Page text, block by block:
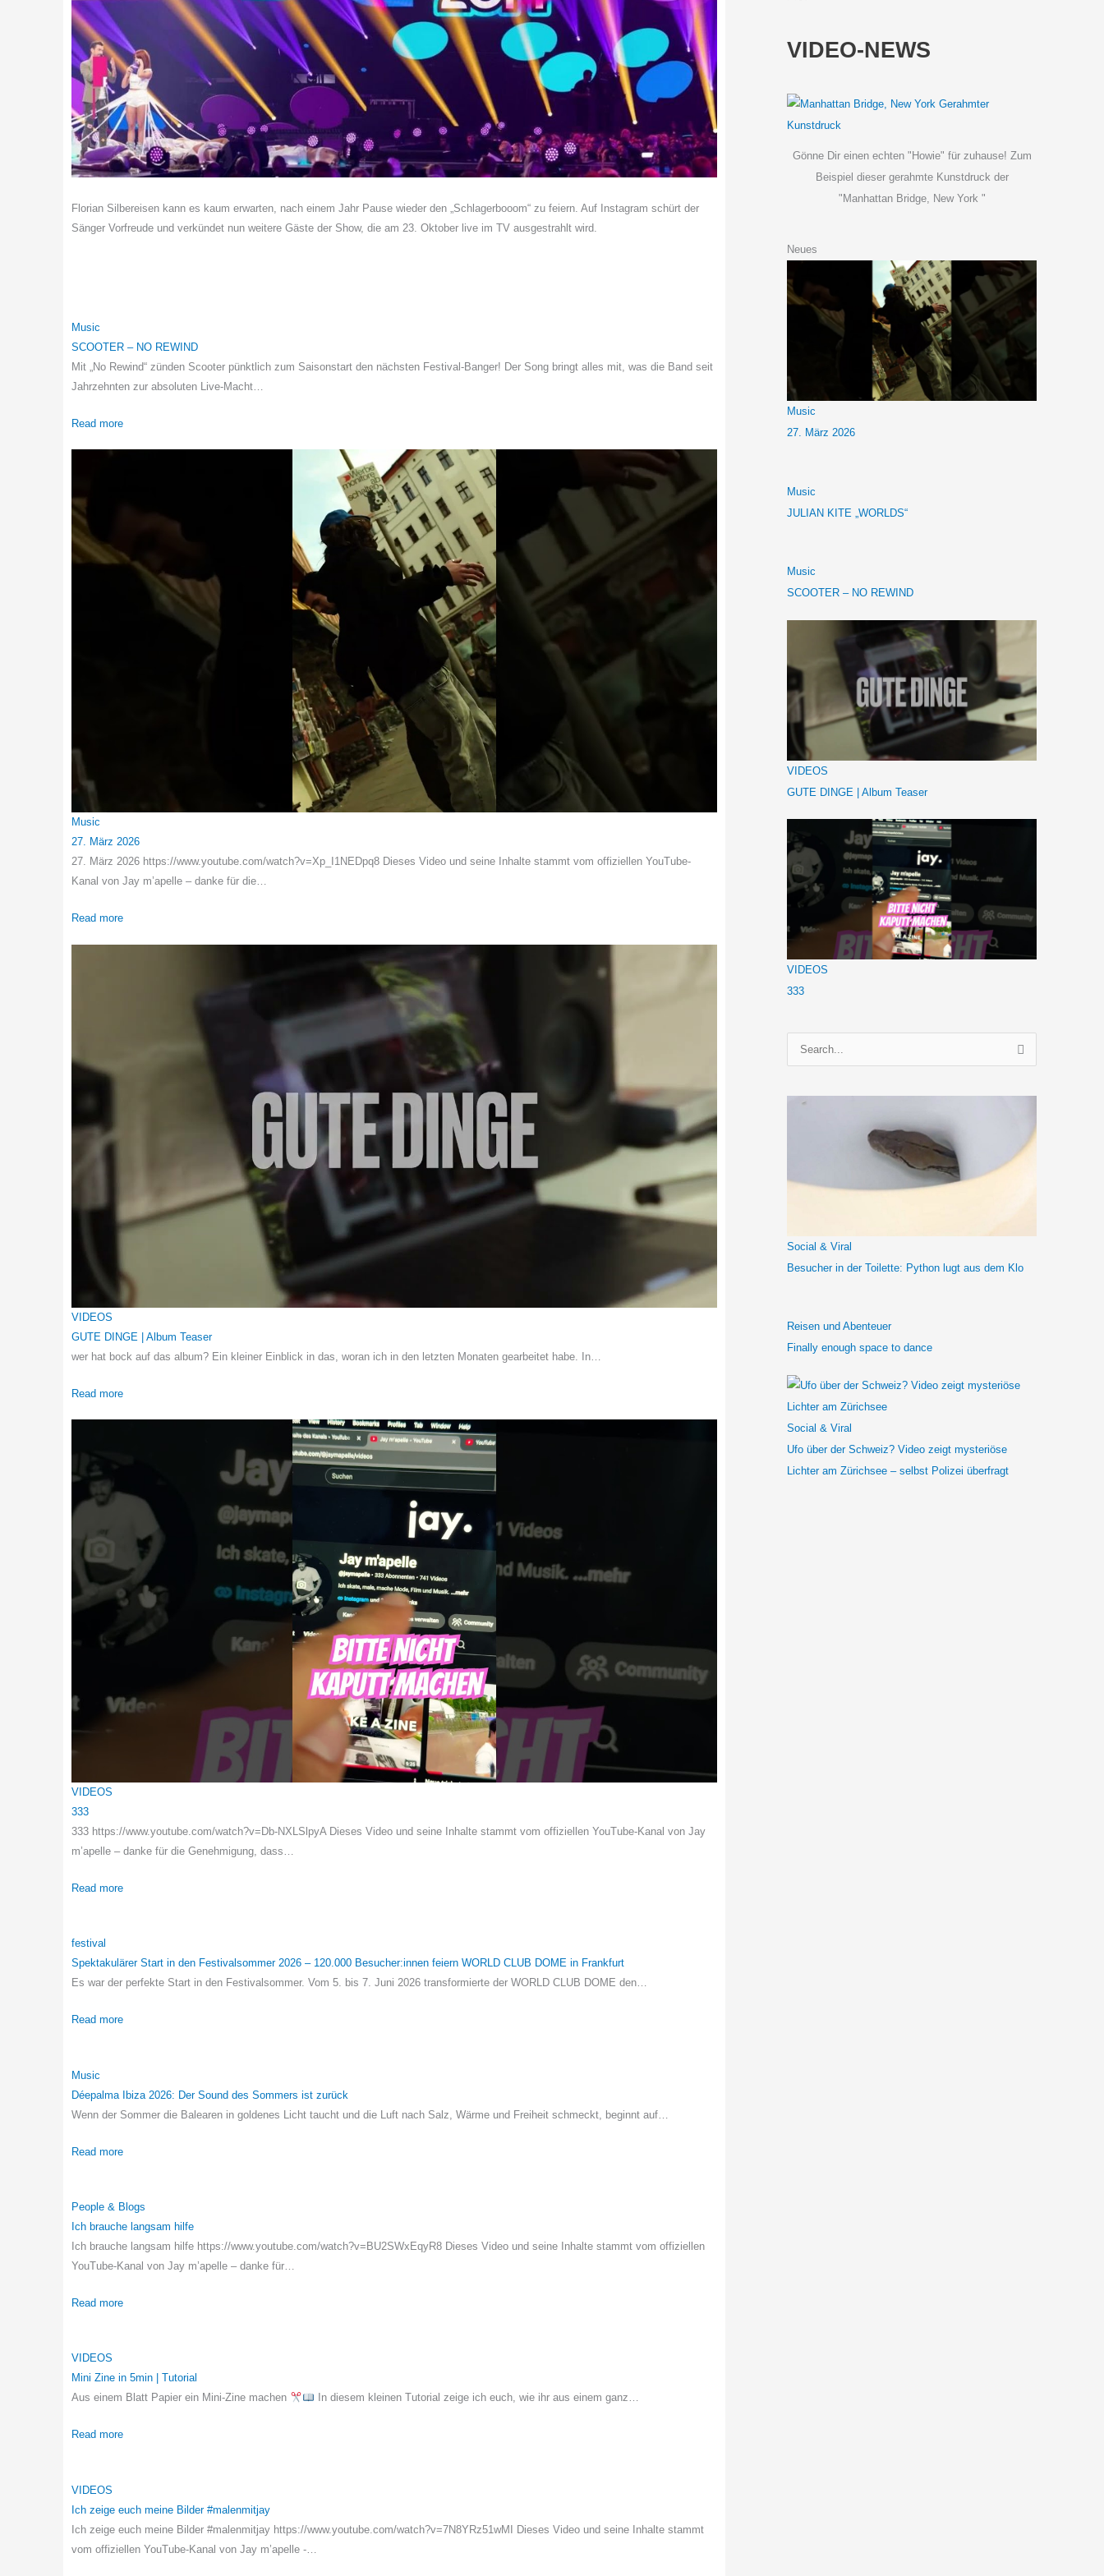
Florian Silbereisen kann es kaum erwarten, nach einem Jahr Pause wieder den „Schlagerbooom“ zu feiern. Auf Instagram schürt der
Sänger Vorfreude und verkündet nun weitere Gäste der Show, die am 23. Oktober live im TV ausgestrahlt wird.
Music
SCOOTER – NO REWIND
Mit „No Rewind“ zünden Scooter pünktlich zum Saisonstart den nächsten Festival-Banger! Der Song bringt alles mit, was die Band seit
Jahrzehnten zur absoluten Live-Macht…
Read more
Music
27. März 2026
27. März 2026 https://www.youtube.com/watch?v=Xp_I1NEDpq8 Dieses Video und seine Inhalte stammt vom offiziellen YouTube-
Kanal von Jay m’apelle – danke für die…
Read more
VIDEOS
GUTE DINGE | Album Teaser
wer hat bock auf das album? Ein kleiner Einblick in das, woran ich in den letzten Monaten gearbeitet habe. In…
Read more
VIDEOS
333
333 https://www.youtube.com/watch?v=Db-NXLSlpyA Dieses Video und seine Inhalte stammt vom offiziellen YouTube-Kanal von Jay
m’apelle – danke für die Genehmigung, dass…
Read more
festival
Spektakulärer Start in den Festivalsommer 2026 – 120.000 Besucher:innen feiern WORLD CLUB DOME in Frankfurt
Es war der perfekte Start in den Festivalsommer. Vom 5. bis 7. Juni 2026 transformierte der WORLD CLUB DOME den…
Read more
Music
Déepalma Ibiza 2026: Der Sound des Sommers ist zurück
Wenn der Sommer die Balearen in goldenes Licht taucht und die Luft nach Salz, Wärme und Freiheit schmeckt, beginnt auf…
Read more
People & Blogs
Ich brauche langsam hilfe
Ich brauche langsam hilfe https://www.youtube.com/watch?v=BU2SWxEqyR8 Dieses Video und seine Inhalte stammt vom offiziellen
YouTube-Kanal von Jay m’apelle – danke für…
Read more
VIDEOS
Mini Zine in 5min | Tutorial
Aus einem Blatt Papier ein Mini-Zine machen
In diesem kleinen Tutorial zeige ich euch, wie ihr aus einem ganz…
Read more
VIDEOS
Ich zeige euch meine Bilder #malenmitjay
Ich zeige euch meine Bilder #malenmitjay https://www.youtube.com/watch?v=7N8YRz51wMI Dieses Video und seine Inhalte stammt
vom offiziellen YouTube-Kanal von Jay m’apelle -…
VIDEO-NEWS
Gönne Dir einen echten "Howie" für zuhause! Zum
Beispiel dieser gerahmte Kunstdruck der
"Manhattan Bridge, New York "
Neues
Music
27. März 2026
Music
JULIAN KITE „WORLDS“
Music
SCOOTER – NO REWIND
VIDEOS
GUTE DINGE | Album Teaser
VIDEOS
333
u
h
Social & Viral
Besucher in der Toilette: Python lugt aus dem Klo
Reisen und Abenteuer
Finally enough space to dance
Social & Viral
Ufo über der Schweiz? Video zeigt mysteriöse
Lichter am Zürichsee – selbst Polizei überfragt